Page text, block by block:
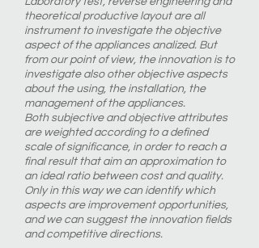
theoretical productive layout are all
instrument to investigate the objective
aspect of the appliances analized. But
from our point of view, the innovation is to
investigate also other objective aspects
about the using, the installation, the
management of the appliances.
Both subjective and objective attributes
are weighted according to a defined
scale of significance, in order to reach a
final result that aim an approximation to
an ideal ratio between cost and quality.
Only in this way we can identify which
aspects are improvement opportunities,
and we can suggest the innovation fields
and competitive directions.